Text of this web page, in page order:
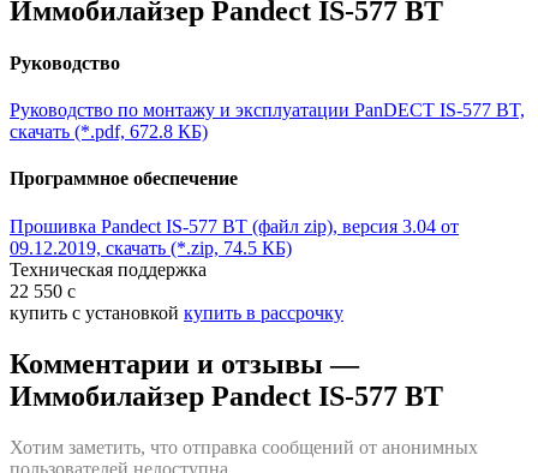
Иммобилайзер Pandect IS-577 BT
Руководство
Руководство по монтажу и эксплуатации PanDECT IS-577 BT,
скачать (*.pdf, 672.8 КБ)
Программное обеспечение
Прошивка Pandect IS-577 BT (файл zip), версия 3.04 от
09.12.2019, скачать (*.zip, 74.5 КБ)
Техническая поддержка
22 550 c
купить с установкой купить в рассрочку
Комментарии и отзывы—
Иммобилайзер Pandect IS-577 BT
Хотим заметить, что отправка сообщений от анонимных
пользователей недоступна.